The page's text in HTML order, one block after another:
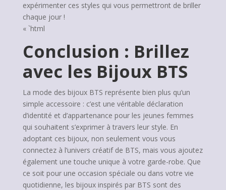
expérimenter ces styles qui vous permettront de briller
chaque jour !
« `html
Conclusion : Brillez
avec les Bijoux BTS
La mode des bijoux BTS représente bien plus qu’un
simple accessoire : c’est une véritable déclaration
d’identité et d’appartenance pour les jeunes femmes
qui souhaitent s’exprimer à travers leur style. En
adoptant ces bijoux, non seulement vous vous
connectez à l’univers créatif de BTS, mais vous ajoutez
également une touche unique à votre garde-robe. Que
ce soit pour une occasion spéciale ou dans votre vie
quotidienne, les bijoux inspirés par BTS sont des